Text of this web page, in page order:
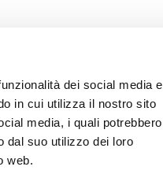
dei social media e
in cui utilizza il nostro sito
media, i quali potrebbero
dal suo utilizzo dei loro
web.